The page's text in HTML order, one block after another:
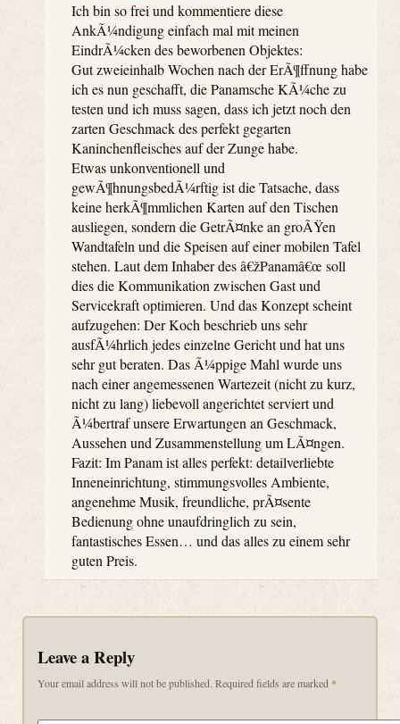
Ich bin so frei und kommentiere diese
AnkÃ¼ndigung einfach mal mit meinen
EindrÃ¼cken des beworbenen Objektes:
Gut zweieinhalb Wochen nach der ErÃ¶ffnung habe
ich es nun geschafft, die Panamsche KÃ¼che zu
testen und ich muss sagen, dass ich jetzt noch den
zarten Geschmack des perfekt gegarten
Kaninchenfleisches auf der Zunge habe.
Etwas unkonventionell und
gewÃ¶hnungsbedÃ¼rftig ist die Tatsache, dass
keine herkÃ¶mmlichen Karten auf den Tischen
ausliegen, sondern die GetrÃ¤nke an groÃŸen
Wandtafeln und die Speisen auf einer mobilen Tafel
stehen. Laut dem Inhaber des â€žPanamâ€œ soll
dies die Kommunikation zwischen Gast und
Servicekraft optimieren. Und das Konzept scheint
aufzugehen: Der Koch beschrieb uns sehr
ausfÃ¼hrlich jedes einzelne Gericht und hat uns
sehr gut beraten. Das Ã¼ppige Mahl wurde uns
nach einer angemessenen Wartezeit (nicht zu kurz,
nicht zu lang) liebevoll angerichtet serviert und
Ã¼bertraf unsere Erwartungen an Geschmack,
Aussehen und Zusammenstellung um LÃ¤ngen.
Fazit: Im Panam ist alles perfekt: detailverliebte
Inneneinrichtung, stimmungsvolles Ambiente,
angenehme Musik, freundliche, prÃ¤sente
Bedienung ohne unaufdringlich zu sein,
fantastisches Essen… und das alles zu einem sehr
guten Preis.
Leave a Reply
Your email address will not be published. Required fields are marked *